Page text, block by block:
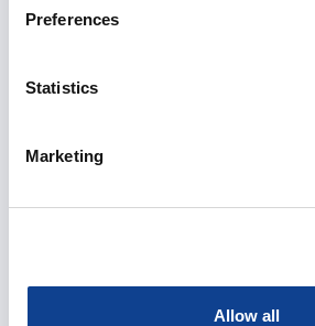
Preferences
Statistics
Marketing
Allow all
We have built paths and
training on the topics that
Thematic focuses,
points of view,